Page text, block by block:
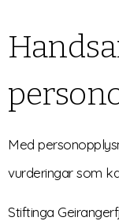
Med
vurderingar som
Stiftinga